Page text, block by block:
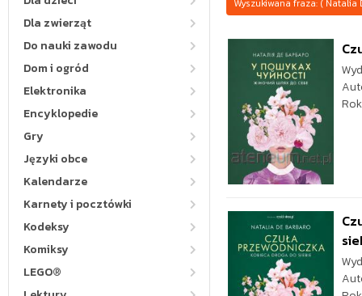
Dla zwierząt
Do nauki zawodu
Dom i ogród
Elektronika
Encyklopedie
Gry
Języki obce
Kalendarze
Karnety i pocztówki
Kodeksy
Komiksy
LEGO®
Wyszukiwana fraza: (